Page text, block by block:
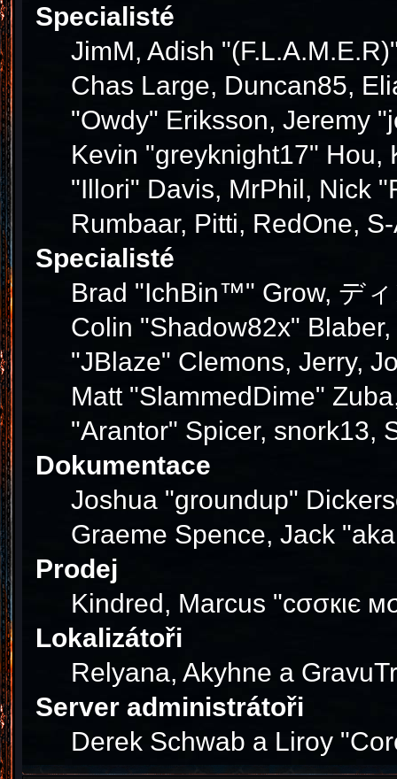
Specialisté
JimM, Adish
Chas Large, Duncan85,
"Owdy" Eriksson, Jeremy
Kevin "greyknight17" Hou,
"Illori" Davis, MrPhil, Nick
Rumbaar, Pitti, RedOne,
Specialisté
Brad "IchBin™" Grow, デ
Colin "Shadow82x"
"JBlaze" Clemons, Jerry,
Matt "SlammedDime"
"Arantor" Spicer, snork13,
Dokumentace
Joshua "groundup"
Graeme Spence, Jack
Prodej
Kindred, Marcus "cσσкιє
Lokalizátoři
Relyana, Akyhne a
Server administrátoři
Derek Schwab a Liroy